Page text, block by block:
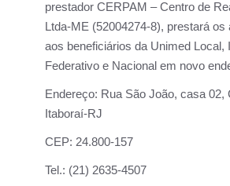
prestador CERPAM – Centro de
Ltda-ME (52004274-8), prestará os
aos beneficiários da Unimed Local,
Federativo e Nacional em novo
Endereço: Rua São João, casa 02,
Itaboraí-RJ
CEP: 24.800-157
Tel.: (21) 2635-4507